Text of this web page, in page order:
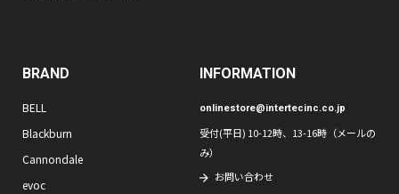
BRAND
BELL
Blackburn
Cannondale
evoc
INFORMATION
onlinestore@intertecinc.co.jp
受付(平日) 10-12時、13-16時（メールの
み）
お問い合わせ